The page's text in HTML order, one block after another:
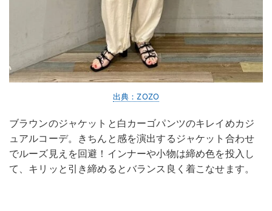
出典：ZOZO
ブラウンのジャケットと白カーゴパンツのキレイめカジ
ュアルコーデ。きちんと感を演出するジャケット合わせ
でルーズ見えを回避！インナーや小物は締め色を投入し
て、キリッと引き締めるとバランス良く着こなせます。